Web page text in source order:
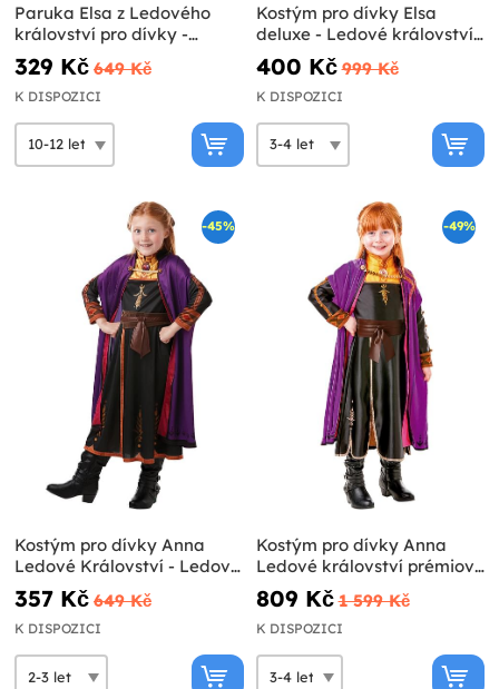
Paruka Elsa z Ledového
království pro dívky -
Ledové království 2
329 Kč 649 Kč
K DISPOZICI
Kostým pro dívky Elsa
deluxe - Ledové království
2
400 Kč 999 Kč
K DISPOZICI
-45%
Kostým pro dívky Anna
Ledové Království - Ledové
Království 2
357 Kč 649 Kč
K DISPOZICI
-49%
Kostým pro dívky Anna
Ledové království prémiový
- Ledové království 2
809 Kč 1 599 Kč
K DISPOZICI